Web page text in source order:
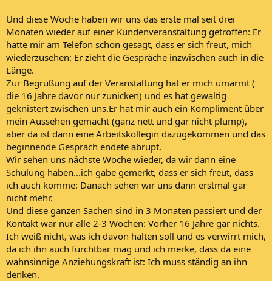
Und diese Woche haben wir uns das erste mal seit drei
Monaten wieder auf einer Kundenveranstaltung getroffen: Er
hatte mir am Telefon schon gesagt, dass er sich freut, mich
wiederzusehen: Er zieht die Gespräche inzwischen auch in die
Länge.
Zur Begrüßung auf der Veranstaltung hat er mich umarmt (
die 16 Jahre davor nur zunicken) und es hat gewaltig
geknistert zwischen uns.Er hat mir auch ein Kompliment über
mein Aussehen gemacht (ganz nett und gar nicht plump),
aber da ist dann eine Arbeitskollegin dazugekommen und das
beginnende Gespräch endete abrupt.
Wir sehen uns nächste Woche wieder, da wir dann eine
Schulung haben...ich gabe gemerkt, dass er sich freut, dass
ich auch komme: Danach sehen wir uns dann erstmal gar
nicht mehr.
Und diese ganzen Sachen sind in 3 Monaten passiert und der
Kontakt war nur alle 2-3 Wochen: Vorher 16 Jahre gar nichts.
Ich weiß nicht, was ich davon halten soll und es verwirrt mich,
da ich ihn auch furchtbar mag und ich merke, dass da eine
wahnsinnige Anziehungskraft ist: Ich muss ständig an ihn
denken.